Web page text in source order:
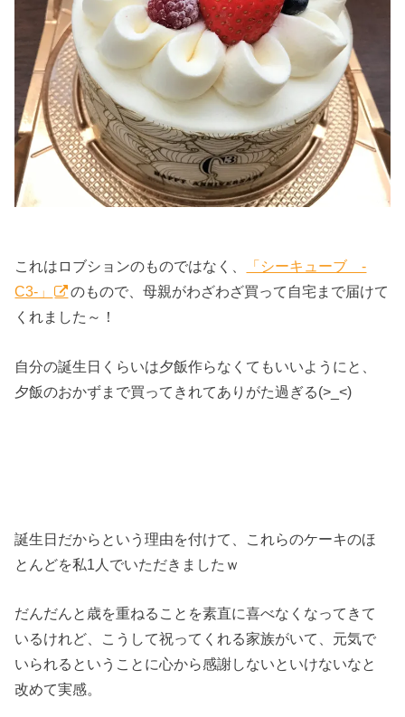
これはロブションのものではなく、
「シーキューブ -
C3-」
のもので、母親がわざわざ買って自宅まで届けて
くれました～！
自分の誕生日くらいは夕飯作らなくてもいいようにと、
夕飯のおかずまで買ってきれてありがた過ぎる(>_<)
誕生日だからという理由を付けて、これらのケーキのほ
とんどを私1人でいただきましたｗ
だんだんと歳を重ねることを素直に喜べなくなってきて
いるけれど、こうして祝ってくれる家族がいて、元気で
いられるということに心から感謝しないといけないなと
改めて実感。